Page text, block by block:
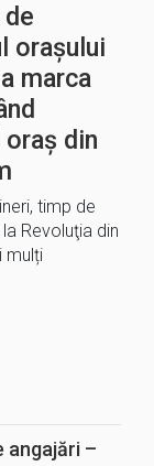
orașului
marca
din
timp de
Revoluţia din
mulți
angajări –